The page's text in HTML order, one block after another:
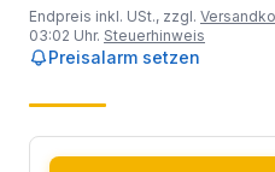
Endpreis inkl. USt., zzgl.
03:02 Uhr. Steuerhinweis
Preisalarm setzen